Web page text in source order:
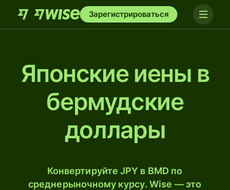
Зарегистрироваться
Японские иены в
бермудские
доллары
Конвертируйте JPY в BMD по
среднерыночному курсу. Wise — это